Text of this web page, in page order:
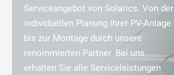
Serviceangebot von Solarics. Von der
individuellen Planung Ihrer PV-Anlage
bis zur Montage durch unsere
renommierten Partner. Bei uns
erhalten Sie alle Serviceleistungen